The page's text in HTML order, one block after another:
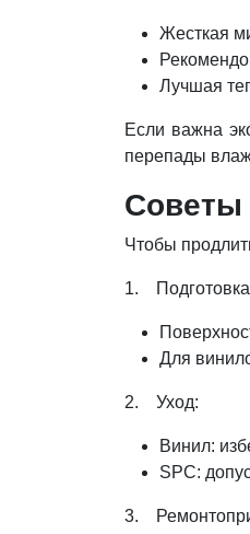
Жесткая
Лучшая
Если важна
перепады
Советы
Чтобы
1.
Для
2. Уход:
Винил:
SPC:
3.